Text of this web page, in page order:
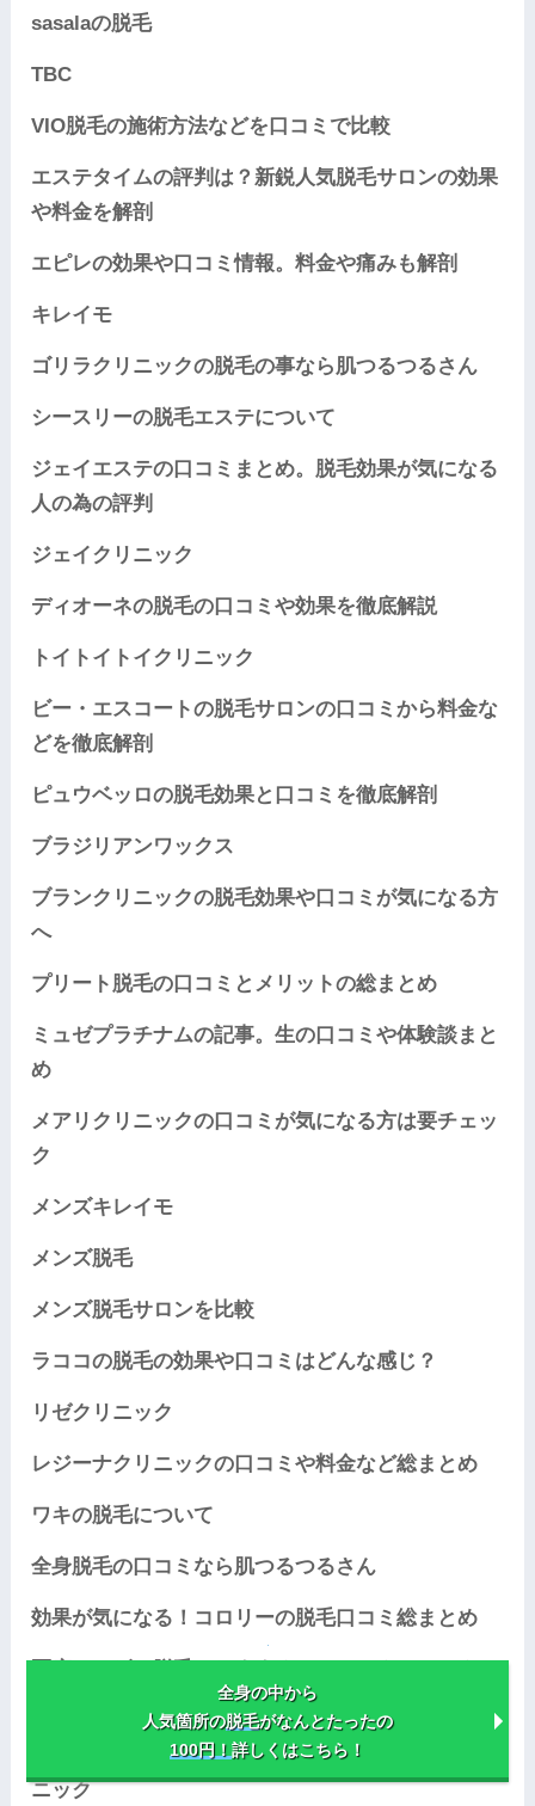
sasalaの脱毛
TBC
VIO脱毛の施術方法などを口コミで比較
エステタイムの評判は？新鋭人気脱毛サロンの効果
や料金を解剖
エピレの効果や口コミ情報。料金や痛みも解剖
キレイモ
ゴリラクリニックの脱毛の事なら肌つるつるさん
シースリーの脱毛エステについて
ジェイエステの口コミまとめ。脱毛効果が気になる
人の為の評判
ジェイクリニック
ディオーネの脱毛の口コミや効果を徹底解説
トイトイトイクリニック
ビー・エスコートの脱毛サロンの口コミから料金な
どを徹底解剖
ピュウベッロの脱毛効果と口コミを徹底解剖
ブラジリアンワックス
ブランクリニックの脱毛効果や口コミが気になる方
へ
プリート脱毛の口コミとメリットの総まとめ
ミュゼプラチナムの記事。生の口コミや体験談まと
め
メアリクリニックの口コミが気になる方は要チェッ
ク
メンズキレイモ
メンズ脱毛
メンズ脱毛サロンを比較
ラココの脱毛の効果や口コミはどんな感じ？
リゼクリニック
レジーナクリニックの口コミや料金など総まとめ
ワキの脱毛について
全身脱毛の口コミなら肌つるつるさん
効果が気になる！コロリーの脱毛口コミ総まとめ
医療脱毛クリニック。医療レーザー脱毛を行うクリ
ニック
全身の中から
人気箇所の脱毛がなんとたったの
100円！ 詳しくはこちら！